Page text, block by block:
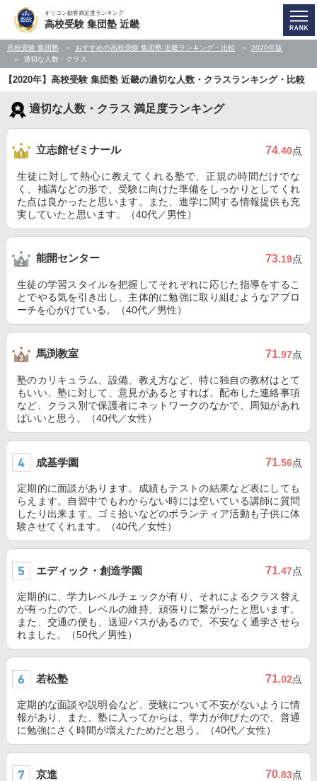
オリコン顧客満足度ランキング
高校受験 集団塾 近畿
高校受験 集団塾 おすすめの高校受験 集団塾 近畿ランキング・比較
2020年版
適切な人数・クラス
【2020年】高校受験 集団塾 近畿の適切な人数・クラスランキング・比較
適切な人数・クラス 満足度ランキング
立志館ゼミナール 74.40点
生徒に対して熱心に教えてくれる塾で、正規の時間だけでな
く、補講などの形で、受験に向けた準備をしっかりとしてくれ
た点は良かったと思います。また、進学に関する情報提供も充
実していたと思います。（40代／男性）
能開センター 73.19点
生徒の学習スタイルを把握してそれぞれに応じた指導をするこ
とでやる気を引き出し、主体的に勉強に取り組むようなアプロ
ーチを心がけている。（40代／男性）
馬渕教室 71.97点
塾のカリキュラム、設備、教え方など、特に独自の教材はとて
もいい、塾に対して、意見があるとすれば、配布した連絡事項
など、クラス別で保護者にネットワークのなかで、周知があれ
ばいいと思う。（40代／女性）
成基学園 71.56点
定期的に面談があります。成績もテストの結果など表にしても
らえます。自習中でもわからない時には空いている講師に質問
したり出来ます。ゴミ拾いなどのボランティア活動も子供に体
験させてくれます。（40代／女性）
エディック・創造学園 71.47点
定期的に、学力レベルチェックが有り、それによるクラス替え
が有ったので、レベルの維持、頑張りに繋がったと思います。
また、交通の便も、送迎バスがあるので、不安なく通学させら
れました。（50代／男性）
若松塾 71.02点
定期的な面談や説明会など、受験について不安がないように情
報があり、また、塾に入ってからは、学力が伸びたので、普通
に勉強にさく時間が増えたためだと思う。（40代／女性）
京進 70.83点